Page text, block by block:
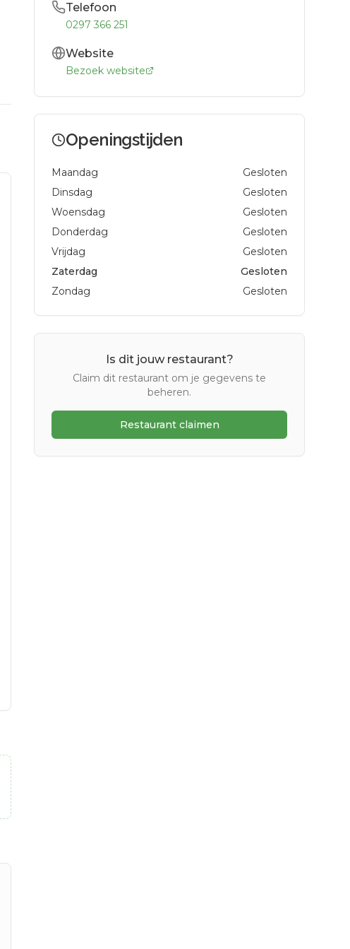
Telefoon
0297 366 251
Website
Bezoek website
Openingstijden
Maandag
Gesloten
Dinsdag
Gesloten
Woensdag
Gesloten
Donderdag
Gesloten
Vrijdag
Gesloten
Zaterdag
Gesloten
Zondag
Gesloten
Is dit jouw restaurant?
Claim dit restaurant om je gegevens te
beheren.
Restaurant claimen